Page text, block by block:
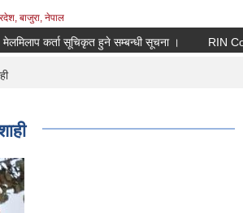
बाजुरा, नेपाल
कर्ता सूचिकृत हुने सम्बन्धी सूचना । RIN